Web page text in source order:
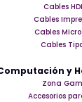
Cables
Cables
Cables Micro
Cables
y
Zona
Accesorios